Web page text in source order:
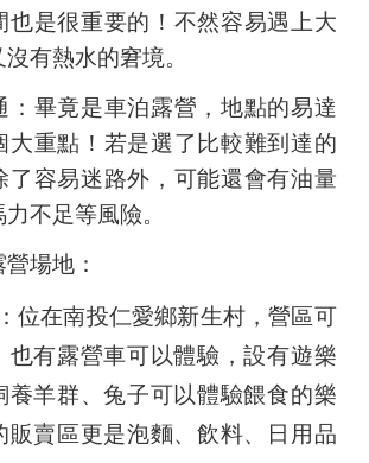
也是很重要的！不然容易遇上大
有熱水的窘境。
：畢竟是車泊露營，地點的易達
大重點！若是選了比較難到達的
了容易迷路外，可能還會有油量
不足等風險。
營場地 ：
： 位在南投仁愛鄉新生村，營區可
也有露營車可以體驗，設有遊樂
養羊群、兔子可以體驗餵食的樂
販賣區更是泡麵、飲料、日用品